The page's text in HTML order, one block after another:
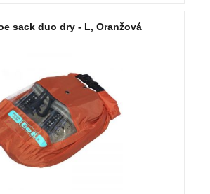
sack duo dry - L, Oranžová